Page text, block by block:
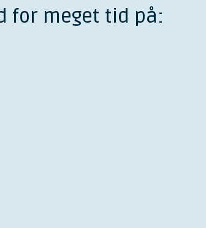
for meget tid på: